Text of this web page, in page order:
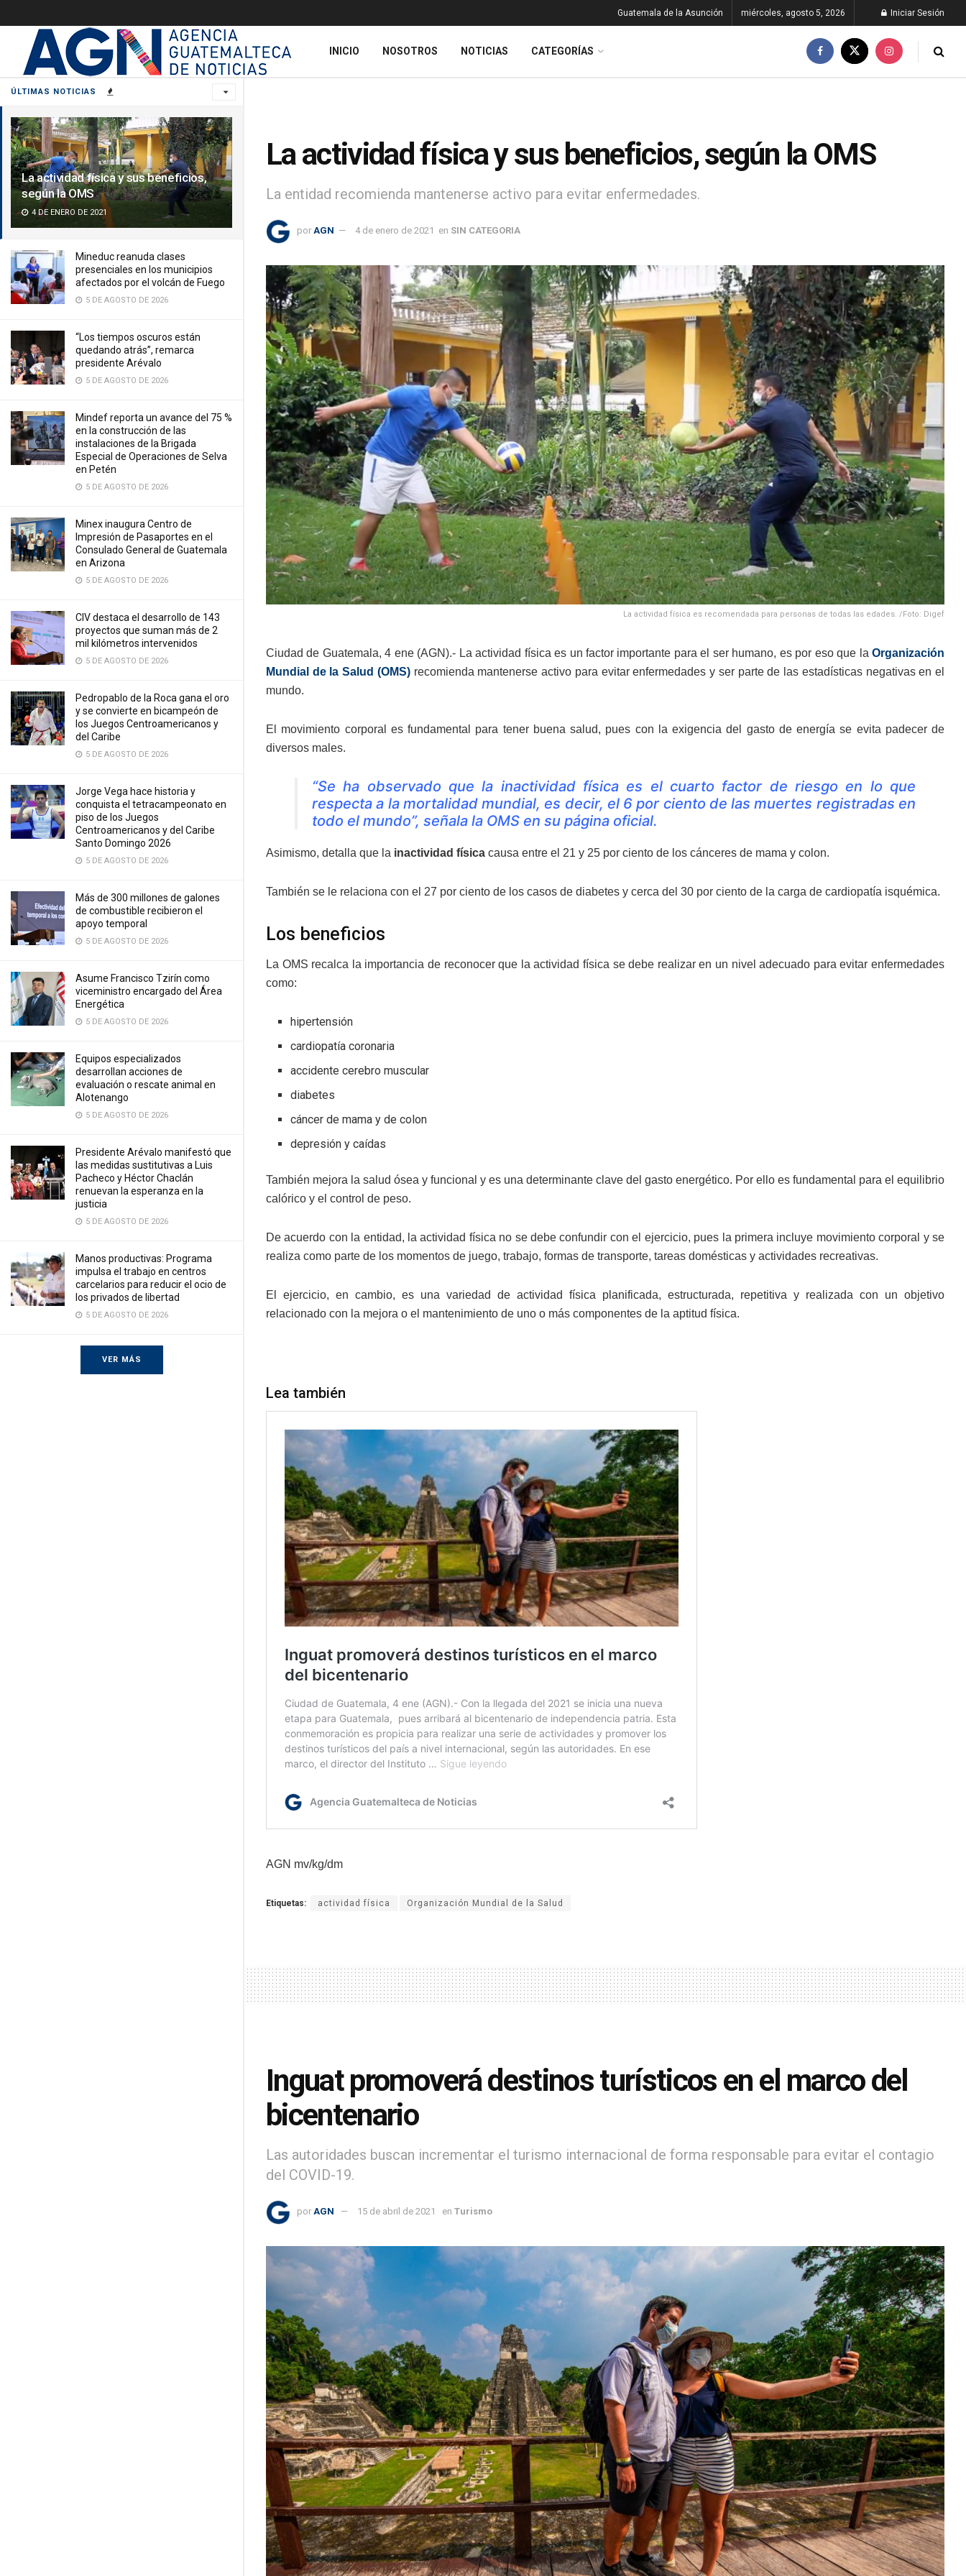
ÚLTIMAS NOTICIAS
La actividad física y sus beneficios,
según la OMS
4 DE ENERO DE 2021
Mineduc reanuda clases
presenciales en los municipios
afectados por el volcán de Fuego
5 DE AGOSTO DE 2026
“Los tiempos oscuros están
quedando atrás”, remarca
presidente Arévalo
5 DE AGOSTO DE 2026
Mindef reporta un avance del 75 %
en la construcción de las
instalaciones de la Brigada
Especial de Operaciones de Selva
en Petén
5 DE AGOSTO DE 2026
Minex inaugura Centro de
Impresión de Pasaportes en el
Consulado General de Guatemala
en Arizona
5 DE AGOSTO DE 2026
CIV destaca el desarrollo de 143
proyectos que suman más de 2
mil kilómetros intervenidos
5 DE AGOSTO DE 2026
Pedropablo de la Roca gana el oro
y se convierte en bicampeón de
los Juegos Centroamericanos y
del Caribe
5 DE AGOSTO DE 2026
Jorge Vega hace historia y
conquista el tetracampeonato en
piso de los Juegos
Centroamericanos y del Caribe
Santo Domingo 2026
5 DE AGOSTO DE 2026
Más de 300 millones de galones
de combustible recibieron el
apoyo temporal
5 DE AGOSTO DE 2026
Asume Francisco Tzirín como
viceministro encargado del Área
Energética
5 DE AGOSTO DE 2026
Equipos especializados
desarrollan acciones de
evaluación o rescate animal en
Alotenango
5 DE AGOSTO DE 2026
Presidente Arévalo manifestó que
las medidas sustitutivas a Luis
Pacheco y Héctor Chaclán
renuevan la esperanza en la
justicia
5 DE AGOSTO DE 2026
Manos productivas: Programa
impulsa el trabajo en centros
carcelarios para reducir el ocio de
los privados de libertad
5 DE AGOSTO DE 2026
VER MÁS
Guatemala de la Asunción miércoles, agosto 5, 2026 Iniciar Sesión
INICIO NOSOTROS NOTICIAS CATEGORÍAS
La actividad física y sus beneficios, según la OMS
La entidad recomienda mantenerse activo para evitar enfermedades.
por AGN 4 de enero de 2021 en SIN CATEGORIA
La actividad física es recomendada para personas de todas las edades. /Foto: Digef
Ciudad de Guatemala, 4 ene (AGN).- La actividad física es un factor importante para el ser humano, es por eso que la Organización
Mundial de la Salud (OMS)recomienda mantenerse activo para evitar enfermedades y ser parte de las estadísticas negativas en el
mundo.
El movimiento corporal es fundamental para tener buena salud, pues con la exigencia del gasto de energía se evita padecer de
diversos males.
“Se ha observado que la inactividad física es el cuarto factor de riesgo en lo que
respecta a la mortalidad mundial, es decir, el 6 por ciento de las muertes registradas en
todo el mundo”, señala la OMS en su página oficial.
Asimismo, detalla que la inactividad física causa entre el 21 y 25 por ciento de los cánceres de mama y colon.
También se le relaciona con el 27 por ciento de los casos de diabetes y cerca del 30 por ciento de la carga de cardiopatía isquémica.
Los beneficios
La OMS recalca la importancia de reconocer que la actividad física se debe realizar en un nivel adecuado para evitar enfermedades
como:
hipertensión
cardiopatía coronaria
accidente cerebro muscular
diabetes
cáncer de mama y de colon
depresión y caídas
También mejora la salud ósea y funcional y es una determinante clave del gasto energético. Por ello es fundamental para el equilibrio
calórico y el control de peso.
De acuerdo con la entidad, la actividad física no se debe confundir con el ejercicio, pues la primera incluye movimiento corporal y se
realiza como parte de los momentos de juego, trabajo, formas de transporte, tareas domésticas y actividades recreativas.
El ejercicio, en cambio, es una variedad de actividad física planificada, estructurada, repetitiva y realizada con un objetivo
relacionado con la mejora o el mantenimiento de uno o más componentes de la aptitud física.
Lea también
AGN mv/kg/dm
Etiquetas: actividad física Organización Mundial de la Salud
Inguat promoverá destinos turísticos en el marco del
bicentenario
Las autoridades buscan incrementar el turismo internacional de forma responsable para evitar el contagio
del COVID-19.
por AGN 15 de abril de 2021 en Turismo